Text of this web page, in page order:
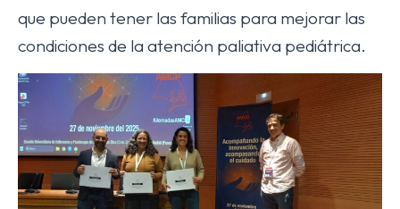
que pueden tener las familias para mejorar las
condiciones de la atención paliativa pediátrica.